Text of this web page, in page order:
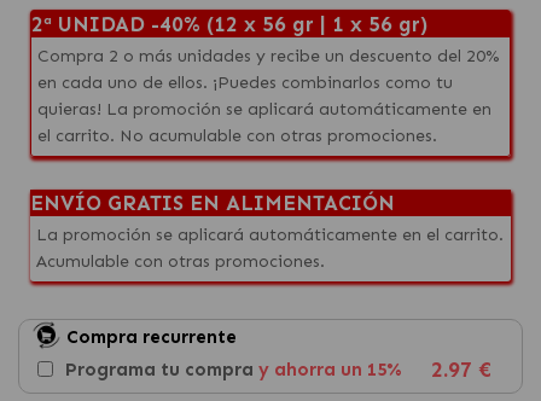
2ª UNIDAD -40% (12 x 56 gr | 1 x 56 gr)
Compra 2 o más unidades y recibe un descuento del 20%
en cada uno de ellos. ¡Puedes combinarlos como tu
quieras! La promoción se aplicará automáticamente en
el carrito. No acumulable con otras promociones.
ENVÍO GRATIS EN ALIMENTACIÓN
La promoción se aplicará automáticamente en el carrito.
Acumulable con otras promociones.
Compra recurrente
Programa tu compra y ahorra un 15% 2.97 €